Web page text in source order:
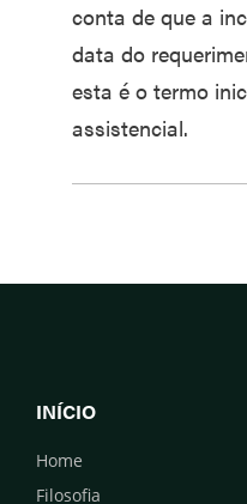
conta de que a
data do
esta é o termo
assistencial.
INÍCIO
Home
Filosofia